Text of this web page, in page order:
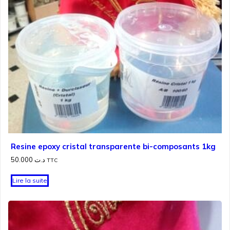
Resine epoxy cristal transparente bi-composants 1kg
د.ت TTC
Lire la suite